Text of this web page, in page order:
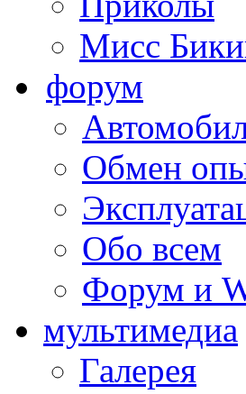
Мисс
форум
Обмен
Обо всем
Форум и
мультимедиа
Галерея